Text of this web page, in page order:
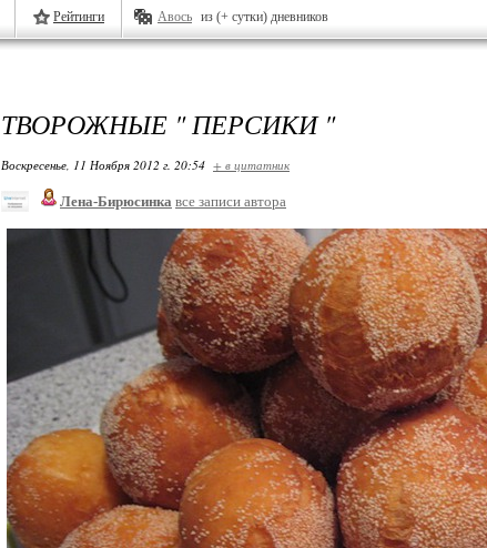
Рейтинги Авось из (+ сутки) дневников
ТВОРОЖНЫЕ " ПЕРСИКИ "
Воскресенье, 11 Ноября 2012 г. 20:54 + в цитатник
Лена-Бирюсинка все записи автора